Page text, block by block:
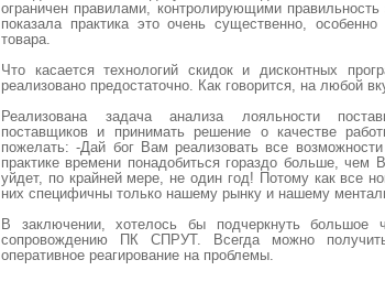
ограничен правилами, контролирующими правильность
показала практика это очень существенно,
товара.
Что касается технологий скидок и дисконтных
реализовано предостаточно. Как говорится, на любой
Реализована задача анализа лояльности
поставщиков и принимать решение о качестве
пожелать: -Дай бог Вам реализовать все
практике времени понадобиться гораздо больше, чем
уйдет, по крайней мере, не один год! Потому как все
них специфичны только нашему рынку и нашему
В заключении, хотелось бы подчеркнуть большое
сопровождению ПК СПРУТ. Всегда можно
оперативное реагирование на проблемы.